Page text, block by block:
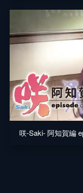
咲-Saki- 阿知賀編